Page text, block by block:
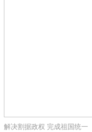
解决割据政权 完成祖国统一